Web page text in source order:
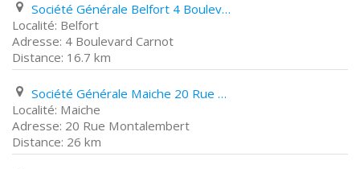
Société Générale Belfort 4 Boulevard Carnot
Belfort
4 Boulevard Carnot
16.7 km
Société Générale Maiche 20 Rue Montalembert
Maiche
20 Rue Montalembert
26 km